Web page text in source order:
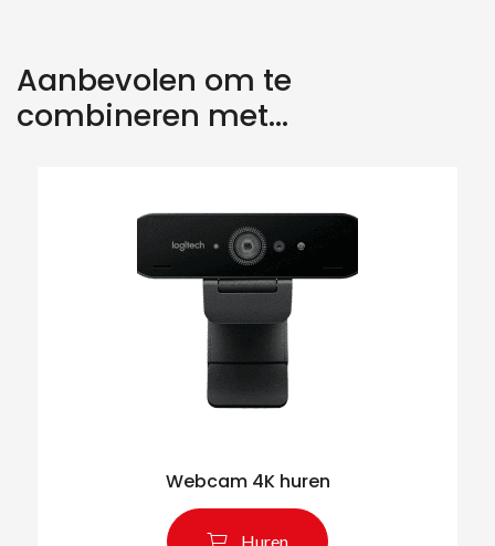
Aanbevolen om te
combineren met...
Webcam 4K huren
Huren
Zoeken naar producten